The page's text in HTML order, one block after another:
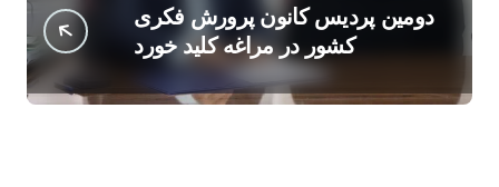
دومین پردیس کانون پرورش فکری
کشور در مراغه کلید خورد